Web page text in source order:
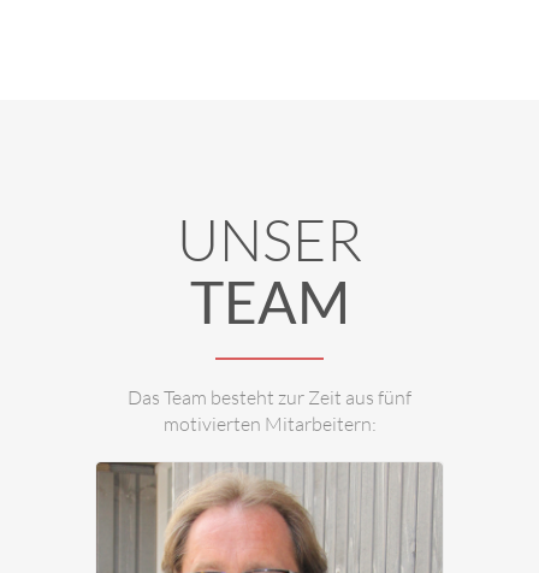
UNSER
TEAM
Das Team besteht zur Zeit aus fünf
motivierten Mitarbeitern:
Hydraulik, Personal.